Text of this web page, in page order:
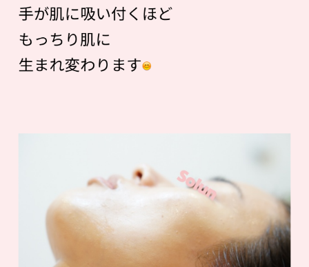
手が肌に吸い付くほど
もっちり肌に
生まれ変わります